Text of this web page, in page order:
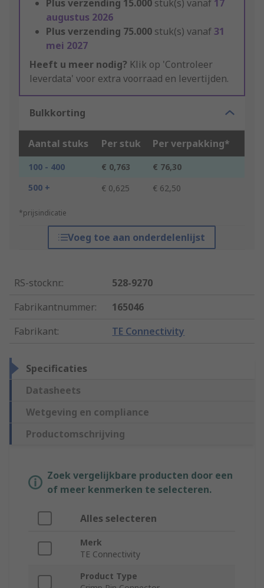
Plus verzending 15.000 stuk(s) vanaf 17
augustus 2026
Plus verzending 75.000 stuk(s) vanaf31
mei 2027
Heeft u meer nodig? Klik op 'Controleer
leverdata' voor extra voorraad en levertijden.
Bulkkorting
Aantal stuks Per stuk Per verpakking*
100 - 400 € 0,763
€ 76,30
500 +
€ 0,625 € 62,50
*prijsindicatie
Voeg toe aan onderdelenlijst
RS-stocknr.:
528-9270
Fabrikantnummer:
165046
Fabrikant: TE Connectivity
Specificaties
Datasheets
Wetgeving en compliance
Productomschrijving
Zoek vergelijkbare producten door een
of meer kenmerken te selecteren.
Alles selecteren
Merk
TE Connectivity
Product Type